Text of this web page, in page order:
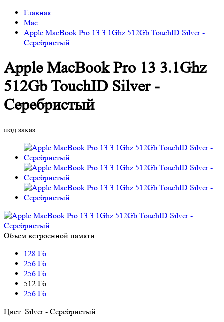
Главная
Mac
Apple MacBook Pro 13 3.1Ghz 512Gb TouchID Silver -
Серебристый
Apple MacBook Pro 13 3.1Ghz
512Gb TouchID Silver -
Серебристый
под заказ
Объем встроенной памяти
128 Гб
256 Гб
256 Гб
512 Гб
256 Гб
Цвет: Silver - Серебристый